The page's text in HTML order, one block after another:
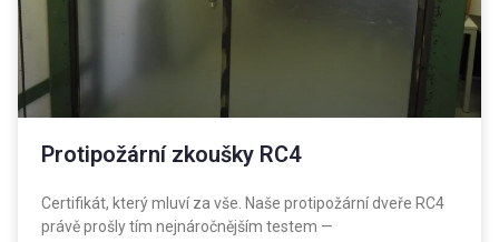
Protipožární zkoušky RC4
Certifikát, který mluví za vše. Naše protipožární dveře RC4
právě prošly tím nejnáročnějším testem —